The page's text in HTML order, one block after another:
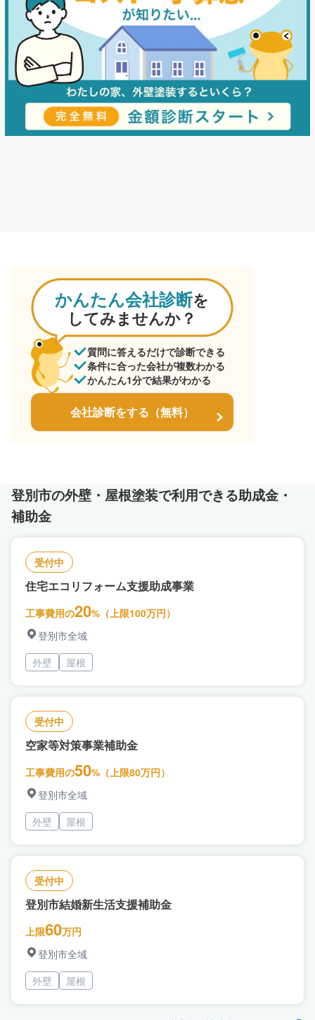
かんたん会社診断を
してみませんか？
質問に答えるだけで診断できる
条件に合った会社が複数わかる
かんたん1分で結果がわかる
会社診断をする（無料）
登別市の外壁・屋根塗装で利用できる助成金・
補助金
受付中
住宅エコリフォーム支援助成事業
工事費用の20%（上限100万円）
登別市全域
外壁
屋根
受付中
空家等対策事業補助金
工事費用の50%（上限80万円）
登別市全域
外壁
屋根
受付中
登別市結婚新生活支援補助金
上限60万円
登別市全域
外壁
屋根